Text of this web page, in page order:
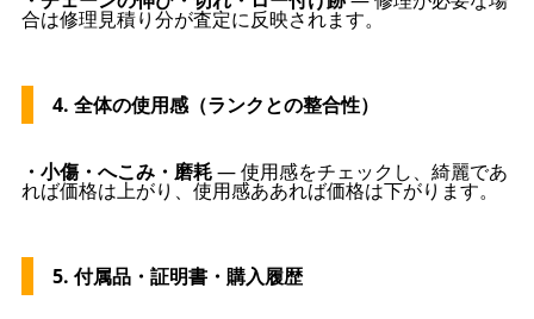
合は修理見積り分が査定に反映されます。
4. 全体の使用感（ランクとの整合性）
・小傷・へこみ・磨耗— 使用感をチェックし、綺麗であ
れば価格は上がり、使用感ああれば価格は下がります。
5. 付属品・証明書・購入履歴